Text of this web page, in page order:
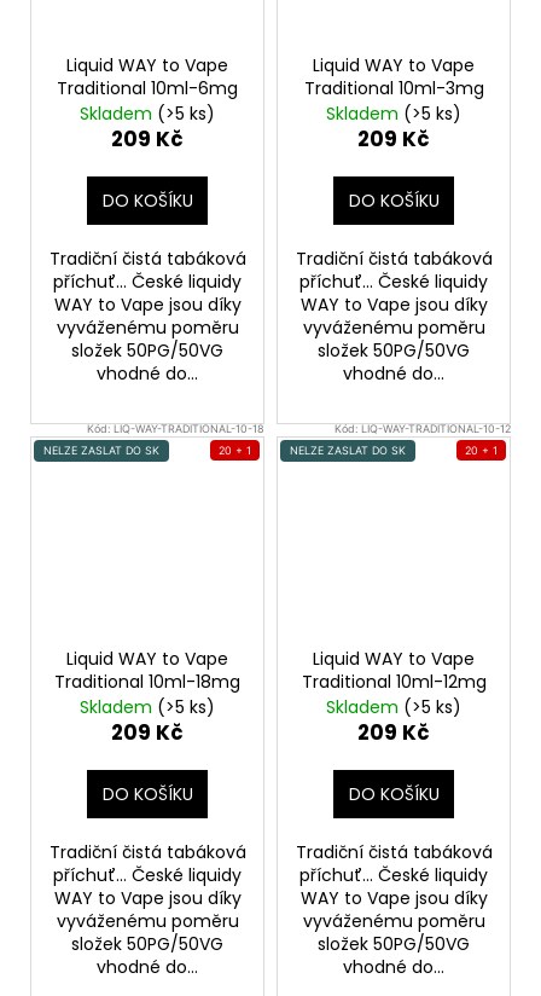
Liquid WAY to Vape
Traditional 10ml-6mg
Skladem (>5 ks)
209 Kč
DO KOŠÍKU
Tradiční čistá tabáková
příchuť... České liquidy
WAY to Vape jsou díky
vyváženému poměru
složek 50PG/50VG
vhodné do...
Liquid WAY to Vape
Traditional 10ml-3mg
Skladem (>5 ks)
209 Kč
DO KOŠÍKU
Tradiční čistá tabáková
příchuť... České liquidy
WAY to Vape jsou díky
vyváženému poměru
složek 50PG/50VG
vhodné do...
Kód: LIQ-WAY-TRADITIONAL-10-18
NELZE ZASLAT DO SK
20 + 1
Liquid WAY to Vape
Traditional 10ml-18mg
Skladem (>5 ks)
209 Kč
DO KOŠÍKU
Tradiční čistá tabáková
příchuť... České liquidy
WAY to Vape jsou díky
vyváženému poměru
složek 50PG/50VG
vhodné do...
Kód: LIQ-WAY-TRADITIONAL-10-12
NELZE ZASLAT DO SK
20 + 1
Liquid WAY to Vape
Traditional 10ml-12mg
Skladem (>5 ks)
209 Kč
DO KOŠÍKU
Tradiční čistá tabáková
příchuť... České liquidy
WAY to Vape jsou díky
vyváženému poměru
složek 50PG/50VG
vhodné do...